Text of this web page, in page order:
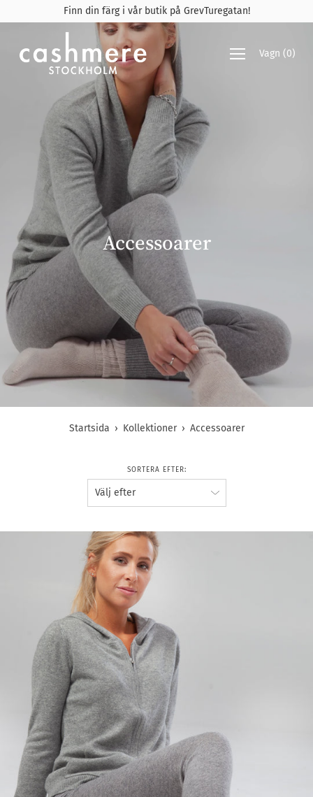
vidare
innehåll
Finn din färg i vår butik på GrevTuregatan!
Vagn (0)
Accessoarer
Startsida › Kollektioner › Accessoarer
SORTERA EFTER: